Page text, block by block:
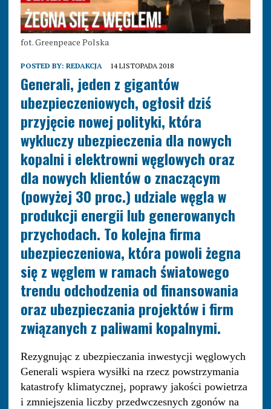
fot. Greenpeace Polska
POSTED BY: REDAKCJA 14 LISTOPADA 2018
Generali, jeden z gigantów
ubezpieczeniowych, ogłosił dziś
przyjęcie nowej polityki, która
wykluczy ubezpieczenia dla nowych
kopalni i elektrowni węglowych oraz
dla nowych klientów o znaczącym
(powyżej 30 proc.) udziale węgla w
produkcji energii lub generowanych
przychodach. To kolejna firma
ubezpieczeniowa, która powoli żegna
się z węglem w ramach światowego
trendu odchodzenia od finansowania
oraz ubezpieczania projektów i firm
związanych z paliwami kopalnymi.
Rezygnując z ubezpieczania inwestycji węglowych
Generali wspiera wysiłki na rzecz powstrzymania
katastrofy klimatycznej, poprawy jakości powietrza
i zmniejszenia liczby przedwczesnych zgonów na